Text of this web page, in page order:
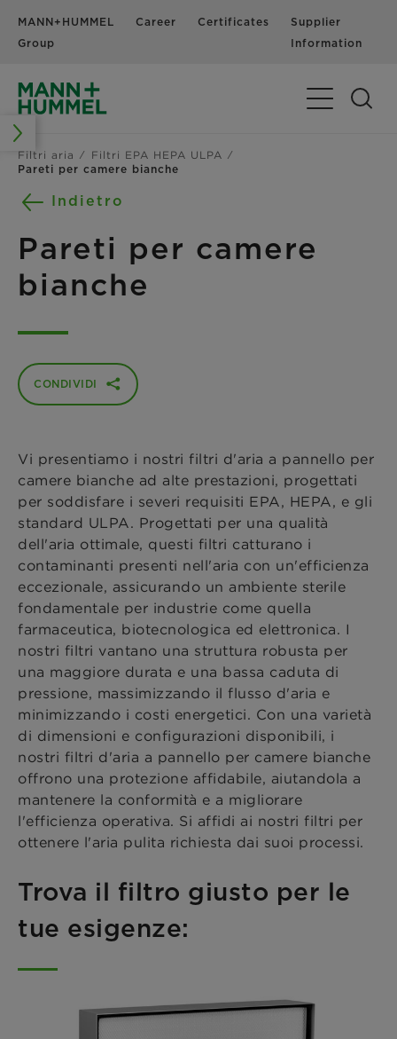
MANN+HUMMEL
Group
Career Certificates
Supplier
Information
Navigazione
Filtri aria
Filtri EPA HEPA ULPA
Pareti per camere bianche
Indietro
Pareti per camere
bianche
CONDIVIDI
Vi presentiamo i nostri filtri d'aria a pannello per
camere bianche ad alte prestazioni, progettati
per soddisfare i severi requisiti EPA, HEPA, e gli
standard ULPA. Progettati per una qualità
dell'aria ottimale, questi filtri catturano i
contaminanti presenti nell'aria con un'efficienza
eccezionale, assicurando un ambiente sterile
fondamentale per industrie come quella
farmaceutica, biotecnologica ed elettronica. I
nostri filtri vantano una struttura robusta per
una maggiore durata e una bassa caduta di
pressione, massimizzando il flusso d'aria e
minimizzando i costi energetici. Con una varietà
di dimensioni e configurazioni disponibili, i
nostri filtri d'aria a pannello per camere bianche
offrono una protezione affidabile, aiutandola a
mantenere la conformità e a migliorare
l'efficienza operativa. Si affidi ai nostri filtri per
ottenere l'aria pulita richiesta dai suoi processi.
Trova il filtro giusto per le
tue esigenze: